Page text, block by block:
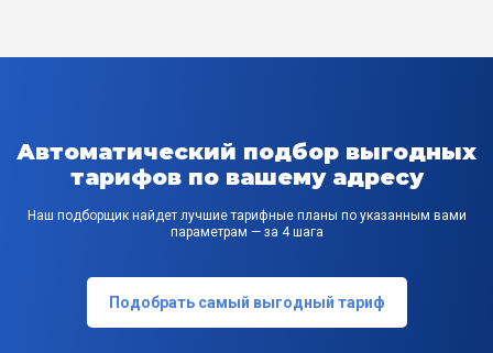
Автоматический подбор выгодных
тарифов по вашему адресу
Наш подборщик найдет лучшие тарифные планы по указанным вами
параметрам — за 4 шага
Подобрать самый выгодный тариф